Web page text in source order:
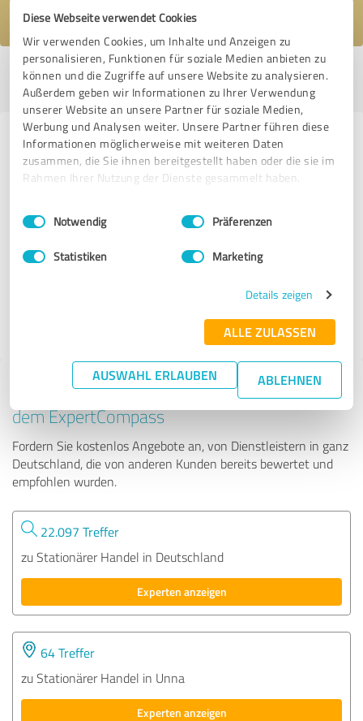
Diese Webseite verwendet Cookies
Wir verwenden Cookies, um Inhalte und Anzeigen zu
personalisieren, Funktionen für soziale Medien anbieten zu
können und die Zugriffe auf unsere Website zu analysieren.
Außerdem geben wir Informationen zu Ihrer Verwendung
unserer Website an unsere Partner für soziale Medien,
Werbung und Analysen weiter. Unsere Partner führen diese
Informationen möglicherweise mit weiteren Daten
zusammen, die Sie ihnen bereitgestellt haben oder die sie im
Rahmen Ihrer Nutzung der Dienste gesammelt haben.
Impressum Datenschutzbestimmungen
Einwilligungsauswahl
Notwendig Präferenzen
Statistiken Marketing
Details zeigen
ALLE ZULASSEN
AUSWAHL ERLAUBEN ABLEHNEN
Profil aktiv seit 01.12.2020 |Letzte Aktualisierung: 03.08.2026|Profil
melden
Erfahrungen zu weiteren
Anbietern aus dem Bereich
Küche&Co Leonberg
Tipp: Die passenden Experten finden - mit
dem ExpertCompass
Fordern Sie kostenlos Angebote an, von Dienstleistern in ganz
Deutschland, die von anderen Kunden bereits bewertet und
empfohlen wurden.
22.097 Treffer
zu Stationärer Handel in Deutschland
Experten anzeigen
64 Treffer
zu Stationärer Handel in Unna
Experten anzeigen